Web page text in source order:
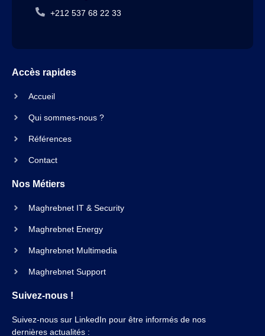
+212 537 68 22 33
Accès rapides
Accueil
Qui sommes-nous ?
Références
Contact
Nos Métiers
Maghrebnet IT & Security
Maghrebnet Energy
Maghrebnet Multimedia
Maghrebnet Support
Suivez-nous !
Suivez-nous sur LinkedIn pour être informés de nos
dernières actualités :